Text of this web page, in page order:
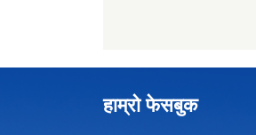
हाम्रो फेसबुक